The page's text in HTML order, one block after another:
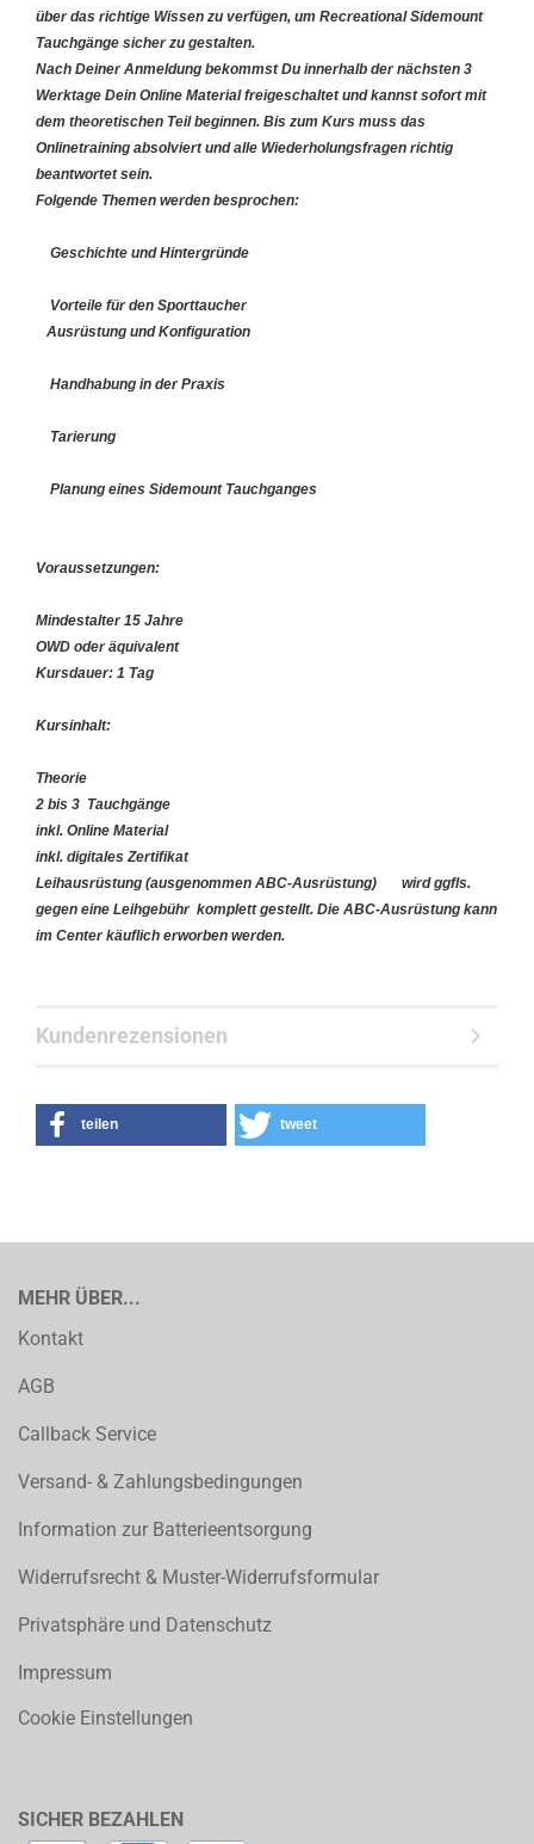
über das richtige Wissen zu verfügen, um Recreational Sidemount
Tauchgänge sicher zu gestalten.
Nach Deiner Anmeldung bekommst Du innerhalb der nächsten 3
Werktage Dein Online Material freigeschaltet und kannst sofort mit
dem theoretischen Teil beginnen. Bis zum Kurs muss das
Onlinetraining absolviert und alle Wiederholungsfragen richtig
beantwortet sein.
Folgende Themen werden besprochen:
Geschichte und Hintergründe
Vorteile für den Sporttaucher
Ausrüstung und Konfiguration
Handhabung in der Praxis
Tarierung
Planung eines Sidemount Tauchganges
Voraussetzungen:
Mindestalter 15 Jahre
OWD oder äquivalent
Kursdauer: 1 Tag
Kursinhalt:
Theorie
2 bis 3 Tauchgänge
inkl. Online Material
inkl. digitales Zertifikat
Leihausrüstung (ausgenommen ABC-Ausrüstung) wird ggfls.
gegen eine Leihgebühr komplett gestellt. Die ABC-Ausrüstung kann
im Center käuflich erworben werden.
Kundenrezensionen
teilen tweet
MEHR ÜBER...
Kontakt
AGB
Callback Service
Versand- & Zahlungsbedingungen
Information zur Batterieentsorgung
Widerrufsrecht & Muster-Widerrufsformular
Privatsphäre und Datenschutz
Impressum
Cookie Einstellungen
SICHER BEZAHLEN